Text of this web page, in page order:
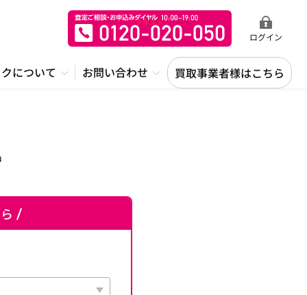
ログイン
について お問い合わせ 買取事業者様はこちら